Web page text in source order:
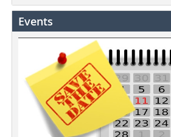
Events